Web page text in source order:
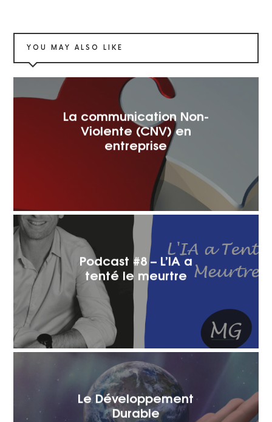
YOU MAY ALSO LIKE
La communication Non-
Violente (CNV) en
entreprise
Podcast #8 – L’IA a
tenté le meurtre
Le Développement
Durable